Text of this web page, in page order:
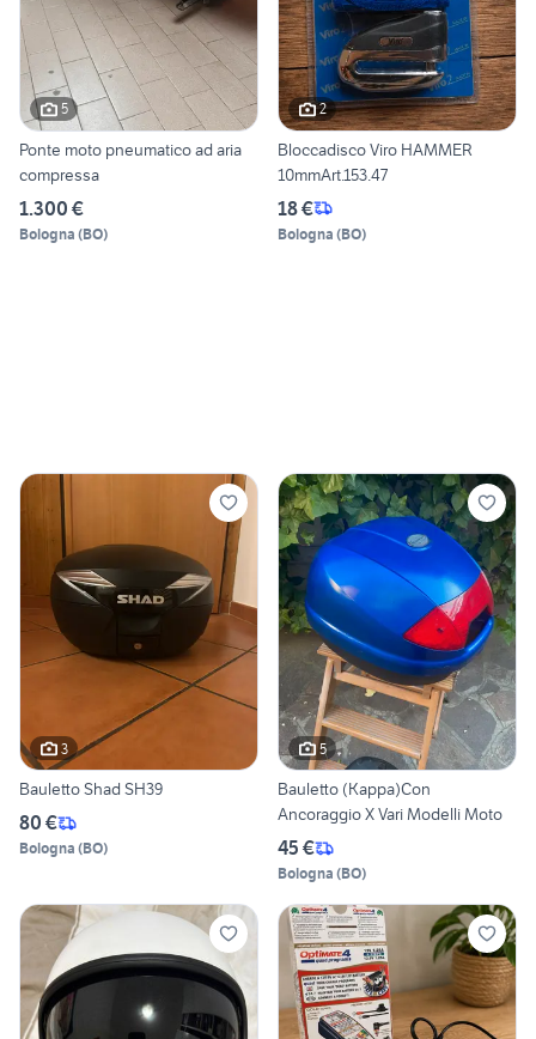
5
Ponte moto pneumatico ad aria
compressa
1.300 €
Bologna (BO)
2
Bloccadisco Viro HAMMER
10mmArt.153.47
18 €
Bologna (BO)
3
Bauletto Shad SH39
80 €
Bologna (BO)
5
Bauletto (Kappa)Con
Ancoraggio X Vari Modelli Moto
45 €
Bologna (BO)